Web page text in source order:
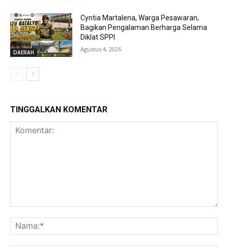
DAERAH
Cyntia Martalena, Warga Pesawaran,
Bagikan Pengalaman Berharga Selama
Diklat SPPI
Agustus 4, 2026
TINGGALKAN KOMENTAR